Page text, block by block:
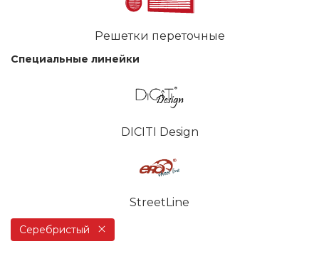
Решетки переточные
Специальные линейки
DICITI Design
StreetLine
Серебристый